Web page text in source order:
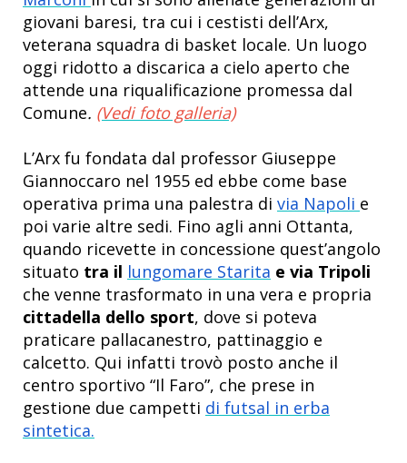
giovani baresi, tra cui i cestisti dell’Arx,
veterana squadra di basket locale. Un luogo
oggi ridotto a discarica a cielo aperto che
attende una riqualificazione promessa dal
Comune. (Vedi foto galleria)
L’Arx fu fondata dal professor Giuseppe
Giannoccaro nel 1955 ed ebbe come base
operativa prima una palestra di via Napoli e
poi varie altre sedi. Fino agli anni Ottanta,
quando ricevette in concessione quest’angolo
situato tra il lungomare Starita e via Tripoli
che venne trasformato in una vera e propria
cittadella dello sport, dove si poteva
praticare pallacanestro, pattinaggio e
calcetto. Qui infatti trovò posto anche il
centro sportivo “Il Faro”, che prese in
gestione due campetti di futsal in erba
sintetica.